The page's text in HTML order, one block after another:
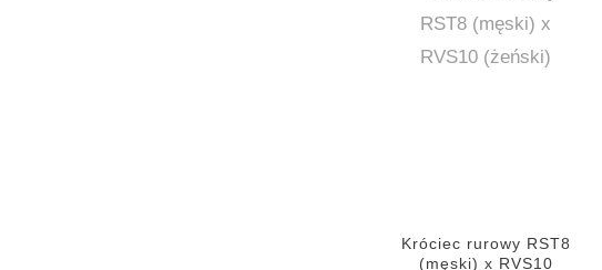
Króciec rurowy RST8
(męski) x RVS10